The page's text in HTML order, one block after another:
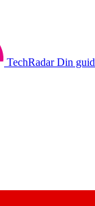
TechRadar Din